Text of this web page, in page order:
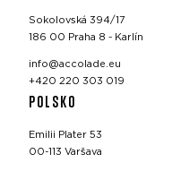
Sokolovská 394/17
186 00 Praha 8 - Karlín
info@accolade.eu
+420 220 303 019
POLSKO
Emilii Plater 53
00-113 Varšava